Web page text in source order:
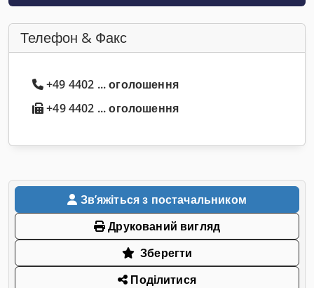
Телефон & Факс
+49 4402 ... оголошення
+49 4402 ... оголошення
Звʼяжіться з постачальником
Друкований вигляд
Зберегти
Поділитися